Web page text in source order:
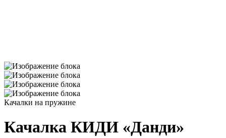
Качалки на пружине
Качалка КИДИ «Данди»